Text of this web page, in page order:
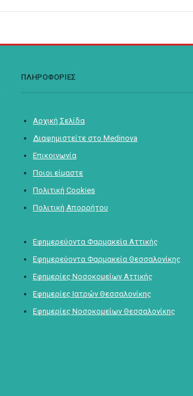
ΠΛΗΡΟΦΟΡΙΕΣ
Αρχική Σελίδα
Διαφημιστείτε στο Medinova
Επικοινωνία
Ποιοι είμαστε
Πολιτική Cookies
Πολιτική Απορρήτου
Εφημερεύοντα Φαρμακεία Αττικής
Εφημερεύοντα Φαρμακεία Θεσσαλονίκης
Εφημερίες Νοσοκομείων Αττικής
Εφημερίες Ιατρών Θεσσαλονίκης
Εφημερίες Νοσοκομείων Θεσσαλονίκης